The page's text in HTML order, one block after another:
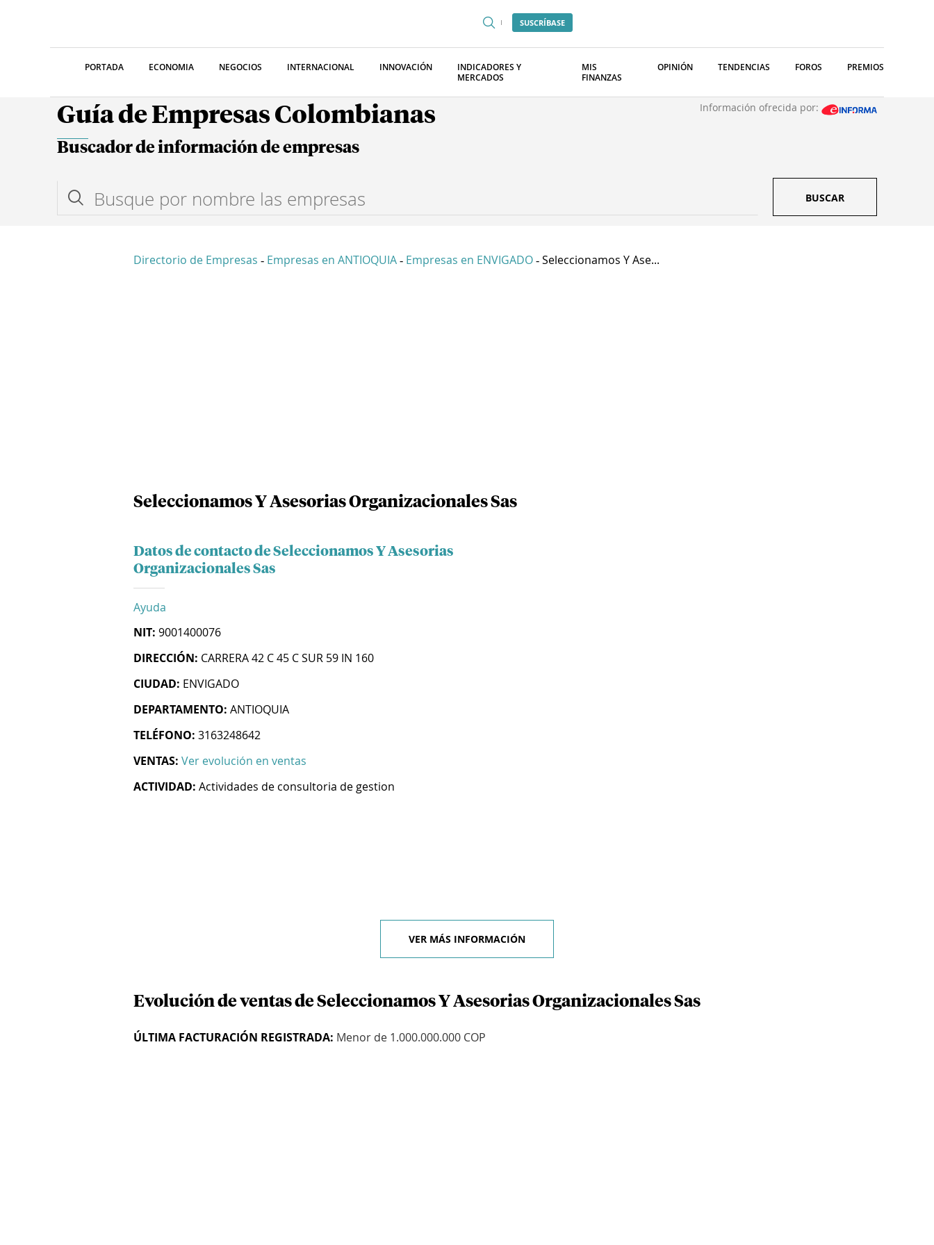
SUSCRÍBASE
PORTADA ECONOMIA NEGOCIOS INTERNACIONAL INNOVACIÓN
INDICADORES Y
MERCADOS
MIS
FINANZAS
OPINIÓN TENDENCIAS FOROS PREMIOS
Guía de Empresas Colombianas Información ofrecida por:
Buscador de información de empresas
BUSCAR
Directorio de Empresas - Empresas en ANTIOQUIA - Empresas en ENVIGADO - Seleccionamos Y Ase...
Seleccionamos Y Asesorias Organizacionales Sas
Datos de contacto de Seleccionamos Y Asesorias
Organizacionales Sas
Ayuda
NIT: 9001400076
DIRECCIÓN: CARRERA 42 C 45 C SUR 59 IN 160
CIUDAD: ENVIGADO
DEPARTAMENTO: ANTIOQUIA
TELÉFONO: 3163248642
VENTAS: Ver evolución en ventas
ACTIVIDAD: Actividades de consultoria de gestion
VER MÁS INFORMACIÓN
Evolución de ventas de Seleccionamos Y Asesorias Organizacionales Sas
ÚLTIMA FACTURACIÓN REGISTRADA: Menor de 1.000.000.000 COP